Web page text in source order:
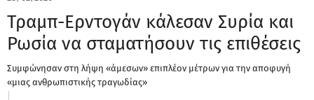
Τραμπ-Ερντογάν κάλεσαν Συρία και
Ρωσία να σταματήσουν τις επιθέσεις
Συμφώνησαν στη λήψη «άμεσων» επιπλέον μέτρων για την αποφυγή
«μιας ανθρωπιστικής τραγωδίας»